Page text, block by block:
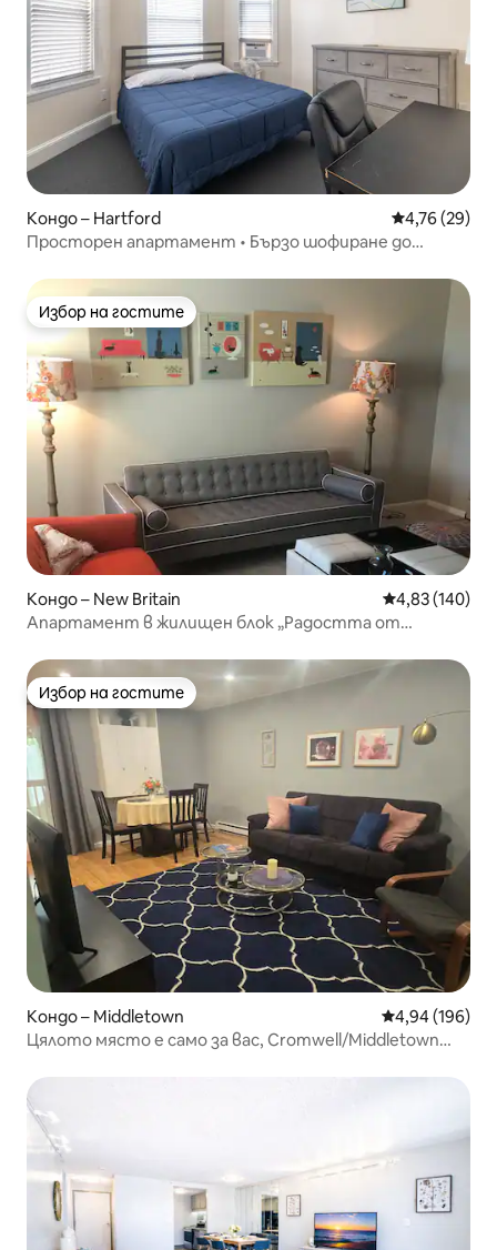
Кондо – Hartford Средна
4,76 (29)
Просторен апартамент • Бързо шофиране до
Избор на гостите
Избор на гостите
Кондо – New Britain Средна
4,83 (140)
Апартамент в жилищен блок „Радостта от
Избор на гостите
Избор на гостите
Кондо – Middletown Средна
4,94 (196)
Цялото място е само за вас, Cromwell/Middletown